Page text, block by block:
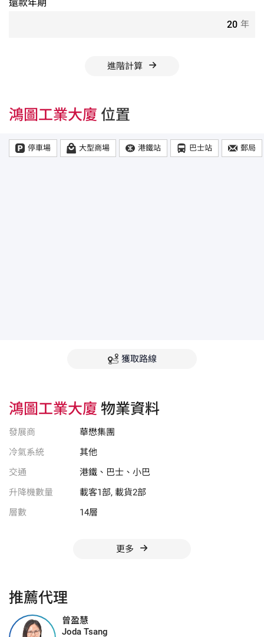
還款年期
年
進階計算
鴻圖工業大廈 位置
停車場 大型商場 港鐵站 巴士站 郵局
獲取路線
推薦代理
曾盈慧
Joda Tsang
鴻圖工業大廈 物業資料
發展商
華懋集團
冷氣系統
其他
交通
港鐵、巴士、小巴
升降機數量
載客1部, 載貨2部
層數
14層
更多